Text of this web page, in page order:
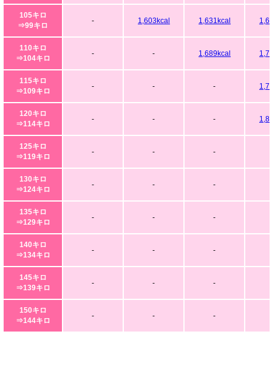
105キロ
⇒99キロ
- 1,603kcal 1,631kcal
110キロ
⇒104キロ
- - 1,689kcal
115キロ
⇒109キロ
- - -
120キロ
⇒114キロ
- - -
125キロ
⇒119キロ
- - -
130キロ
⇒124キロ
- - -
135キロ
⇒129キロ
- - -
140キロ
⇒134キロ
- - -
145キロ
⇒139キロ
- - -
150キロ
⇒144キロ
- - -